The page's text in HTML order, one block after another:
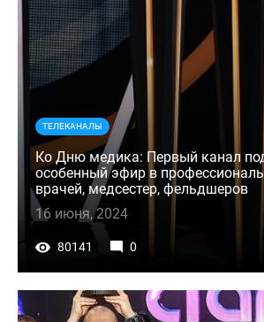
ТЕЛЕКАНАЛЫ
Ко Дню медика: Первый канал
особенный эфир в
врачей, медсестер, фельдшеров
16 июня, 2024
80141 0